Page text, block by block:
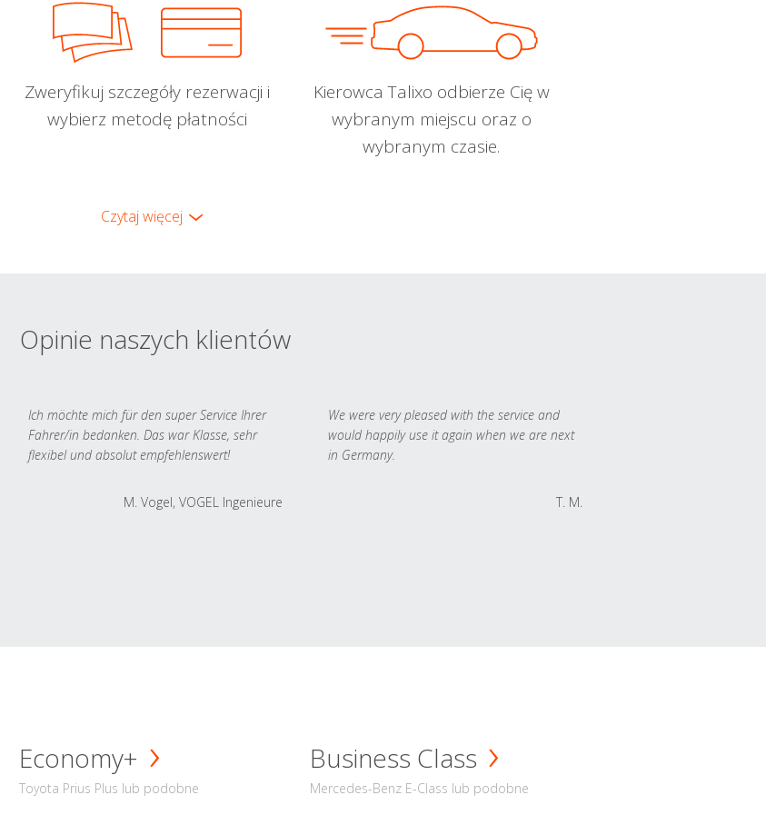
Zweryfikuj szczegóły rezerwacji i
wybierz metodę płatności
Kierowca Talixo odbierze Cię w
wybranym miejscu oraz o
wybranym czasie.
Czytaj więcej
Opinie naszych klientów
Ich möchte mich für den super Service Ihrer
Fahrer/in bedanken. Das war Klasse, sehr
flexibel und absolut empfehlenswert!
M. Vogel, VOGEL Ingenieure
We were very pleased with the service and
would happily use it again when we are next
in Germany.
T. M.
Economy+
Toyota Prius Plus lub podobne
Business Class
Mercedes-Benz E-Class lub podobne